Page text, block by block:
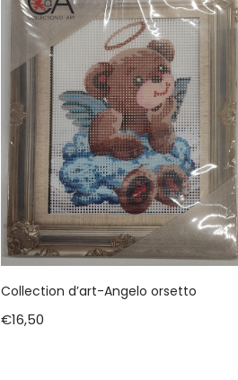
Collection d’art-Angelo orsetto
€16,50